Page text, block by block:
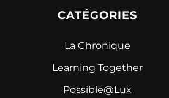
CATÉGORIES
La Chronique
Learning Together
Possible@Lux